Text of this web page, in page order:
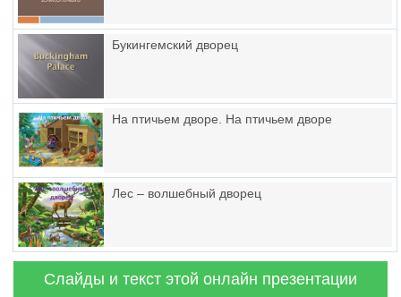
Букингемский дворец
На птичьем дворе. На птичьем дворе
Лес – волшебный дворец
Слайды и текст этой онлайн презентации